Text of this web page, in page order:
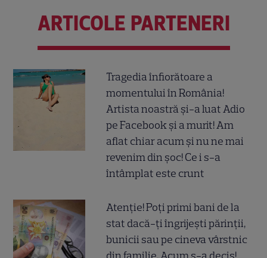
ARTICOLE PARTENERI
Tragedia înfiorătoare a
momentului în România!
Artista noastră și-a luat Adio
pe Facebook și a murit! Am
aflat chiar acum și nu ne mai
revenim din șoc! Ce i s-a
întâmplat este crunt
Atenție! Poți primi bani de la
stat dacă-ți îngrijești părinții,
bunicii sau pe cineva vârstnic